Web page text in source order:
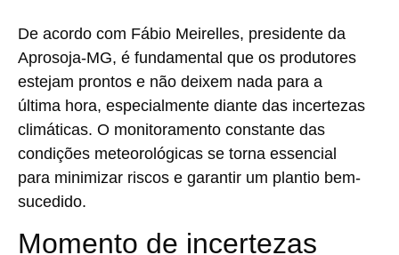
De acordo com Fábio Meirelles, presidente da
Aprosoja-MG, é fundamental que os produtores
estejam prontos e não deixem nada para a
última hora, especialmente diante das incertezas
climáticas. O monitoramento constante das
condições meteorológicas se torna essencial
para minimizar riscos e garantir um plantio bem-
sucedido.
Momento de incertezas